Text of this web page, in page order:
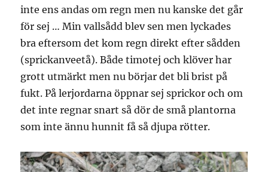
inte ens andas om regn men nu kanske det går
för sej … Min vallsådd blev sen men lyckades
bra eftersom det kom regn direkt efter sådden
(sprickanveetå). Både timotej och klöver har
grott utmärkt men nu börjar det bli brist på
fukt. På lerjordarna öppnar sej sprickor och om
det inte regnar snart så dör de små plantorna
som inte ännu hunnit få så djupa rötter.